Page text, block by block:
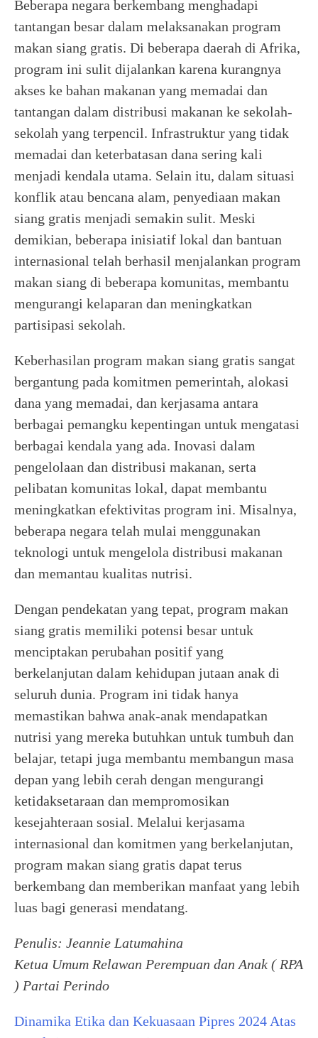
Beberapa negara berkembang menghadapi
tantangan besar dalam melaksanakan program
makan siang gratis. Di beberapa daerah di Afrika,
program ini sulit dijalankan karena kurangnya
akses ke bahan makanan yang memadai dan
tantangan dalam distribusi makanan ke sekolah-
sekolah yang terpencil. Infrastruktur yang tidak
memadai dan keterbatasan dana sering kali
menjadi kendala utama. Selain itu, dalam situasi
konflik atau bencana alam, penyediaan makan
siang gratis menjadi semakin sulit. Meski
demikian, beberapa inisiatif lokal dan bantuan
internasional telah berhasil menjalankan program
makan siang di beberapa komunitas, membantu
mengurangi kelaparan dan meningkatkan
partisipasi sekolah.
Keberhasilan program makan siang gratis sangat
bergantung pada komitmen pemerintah, alokasi
dana yang memadai, dan kerjasama antara
berbagai pemangku kepentingan untuk mengatasi
berbagai kendala yang ada. Inovasi dalam
pengelolaan dan distribusi makanan, serta
pelibatan komunitas lokal, dapat membantu
meningkatkan efektivitas program ini. Misalnya,
beberapa negara telah mulai menggunakan
teknologi untuk mengelola distribusi makanan
dan memantau kualitas nutrisi.
Dengan pendekatan yang tepat, program makan
siang gratis memiliki potensi besar untuk
menciptakan perubahan positif yang
berkelanjutan dalam kehidupan jutaan anak di
seluruh dunia. Program ini tidak hanya
memastikan bahwa anak-anak mendapatkan
nutrisi yang mereka butuhkan untuk tumbuh dan
belajar, tetapi juga membantu membangun masa
depan yang lebih cerah dengan mengurangi
ketidaksetaraan dan mempromosikan
kesejahteraan sosial. Melalui kerjasama
internasional dan komitmen yang berkelanjutan,
program makan siang gratis dapat terus
berkembang dan memberikan manfaat yang lebih
luas bagi generasi mendatang.
Penulis: Jeannie Latumahina
Ketua Umum Relawan Perempuan dan Anak ( RPA
) Partai Perindo
Dinamika Etika dan Kekuasaan Pipres 2024 Atas